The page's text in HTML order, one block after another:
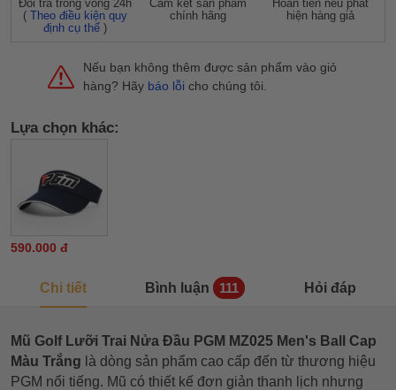
Đỗi trả trong vòng 24h
(Theo điều kiện quy
định cụ thể )
Cam kết sản phẩm
chính hãng
Hoàn tiền nếu phát
hiện hàng giả
Nếu bạn không thêm được sản phẩm vào giỏ
hàng? Hãy báo lỗi cho chúng tôi.
Lựa chọn khác:
590.000 đ
Chi tiết Bình luận 111 Hỏi đáp
Mũ Golf Lưỡi Trai Nửa Đầu PGM MZ025 Men's Ball Cap
Màu Trắng là dòng sản phẩm cao cấp đến từ thương hiệu
PGM nổi tiếng. Mũ có thiết kế đơn giản thanh lịch nhưng